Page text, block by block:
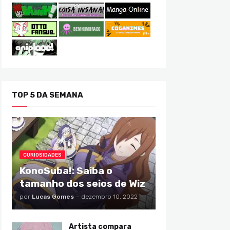
TOP 5 DA SEMANA
CURIOSIDADES
KonoSuba!: Saiba o
tamanho dos seios de Wiz
por Lucas Gomes - dezembro 10, 2022
Artista compara